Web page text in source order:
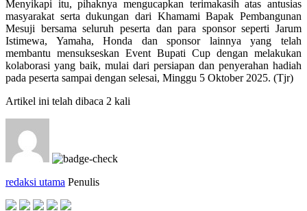
Menyikapi itu, pihaknya mengucapkan terimakasih atas antusias
masyarakat serta dukungan dari Khamami Bapak Pembangunan
Mesuji bersama seluruh peserta dan para sponsor seperti Jarum
Istimewa, Yamaha, Honda dan sponsor lainnya yang telah
membantu mensukseskan Event Bupati Cup dengan melakukan
kolaborasi yang baik, mulai dari persiapan dan penyerahan hadiah
pada peserta sampai dengan selesai, Minggu 5 Oktober 2025. (Tjr)
Artikel ini telah dibaca 2 kali
redaksi utama Penulis